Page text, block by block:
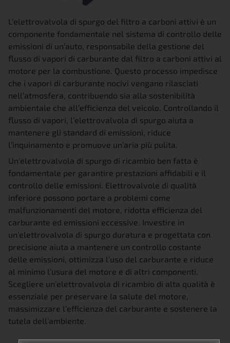
L’elettrovalvola di spurgo del filtro a carboni attivi è un
componente fondamentale nel sistema di controllo delle
emissioni di un’auto, responsabile della gestione del
flusso di vapori di carburante dal filtro a carboni attivi al
motore per la combustione. Questo processo impedisce
che i vapori di carburante nocivi vengano rilasciati
nell’atmosfera, contribuendo sia alla sostenibilità
ambientale che all’efficienza del veicolo. Controllando il
flusso di vapori, l’elettrovalvola di spurgo aiuta a
mantenere gli standard di emissioni, riduce
l’inquinamento e promuove un’aria più pulita.
Un’elettrovalvola di spurgo di ricambio ben fatta è
fondamentale per garantire prestazioni affidabili e il
controllo delle emissioni. Elettrovalvole di qualità
inferiore possono portare a problemi come
malfunzionamenti del motore, ridotta efficienza del
carburante ed emissioni eccessive. Investire in
un’elettrovalvola di spurgo duratura e progettata con
precisione aiuta a mantenere un controllo costante
delle emissioni, ottimizza l’uso del carburante e riduce
al minimo l’usura del motore e di altri componenti.
Scegliere un’elettrovalvola di ricambio di alta qualità è
essenziale per preservare la salute del motore,
massimizzare l’efficienza del carburante e sostenere la
tutela dell’ambiente.